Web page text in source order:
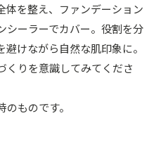
体を整え、ファンデーション
シーラーでカバー。役割を分
けながら自然な肌印象に。
くりを意識してみてくださ
ものです。